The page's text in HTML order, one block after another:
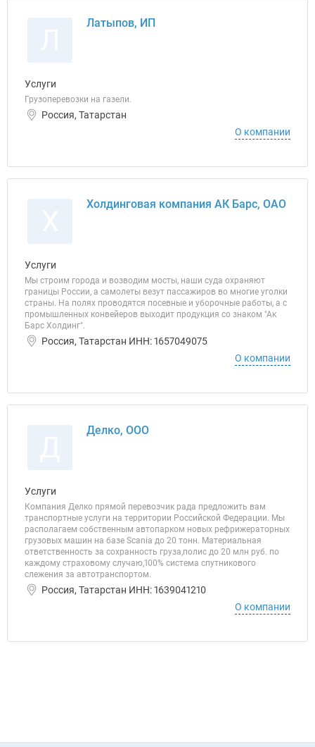
Латыпов, ИП
Услуги
Грузоперевозки на газели.
Россия, Татарстан
О компании
Холдинговая компания АК Барс, ОАО
Услуги
Мы строим города и возводим мосты, наши суда охраняют
границы России, а самолеты везут пассажиров во многие уголки
страны. На полях проводятся посевные и уборочные работы, а с
промышленных конвейеров выходит продукция со знаком "Ак
Барс Холдинг".
Россия, Татарстан ИНН: 1657049075
О компании
Делко, ООО
Услуги
Компания Делко прямой перевозчик рада предложить вам
транспортные услуги на территории Российской Федерации. Мы
располагаем собственным автопарком новых рефрижераторных
грузовых машин на базе Scania до 20 тонн. Материальная
ответственность за сохранность груза,полис до 20 млн руб. по
каждому страховому случаю,100% система спутникового
слежения за автотранспортом.
Россия, Татарстан ИНН: 1639041210
О компании